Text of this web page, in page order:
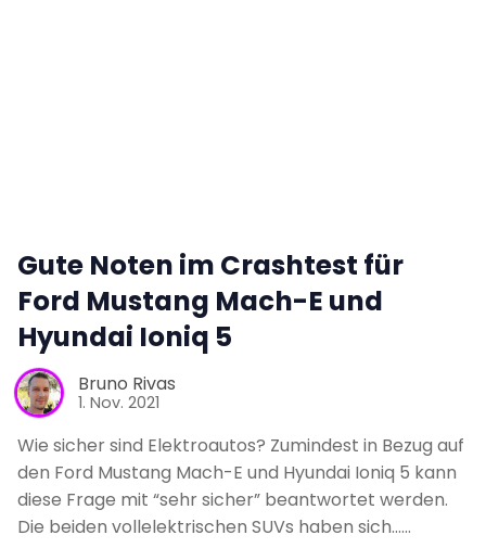
Kontakt
Impressum
Gute Noten im Crashtest für
Ford Mustang Mach-E und
Hyundai Ioniq 5
Bruno Rivas
1. Nov. 2021
Wie sicher sind Elektroautos? Zumindest in Bezug auf
den Ford Mustang Mach-E und Hyundai Ioniq 5 kann
diese Frage mit “sehr sicher” beantwortet werden.
Die beiden vollelektrischen SUVs haben sich……